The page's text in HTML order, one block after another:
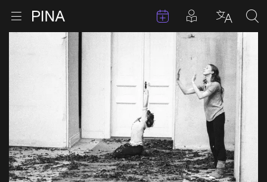
Zum Inhalt springen
Menu öffnen TermineBeiträge in